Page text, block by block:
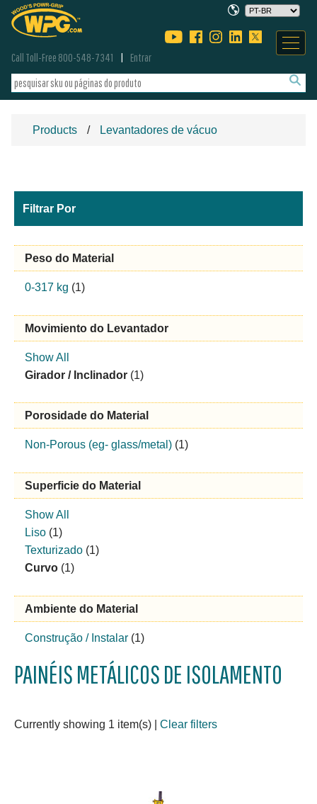
Call Toll-Free 800-548-7341 Entrar
Products Levantadores de vácuo
Filtrar Por
Peso do Material
0-317 kg (1)
Movimiento do Levantador
Show All
Girador / Inclinador (1)
Porosidade do Material
Non-Porous (eg- glass/metal) (1)
Superficie do Material
Show All
Liso (1)
Texturizado (1)
Curvo (1)
Ambiente do Material
Construção / Instalar (1)
PAINÉIS METÁLICOS DE ISOLAMENTO
Currently showing 1 item(s) Clear filters